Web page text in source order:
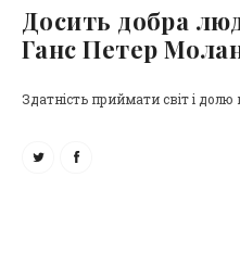
Досить добра
Ганс Петер
Здатність приймати світ і